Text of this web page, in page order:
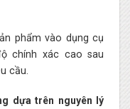
phẩm vào dụng cụ
chính xác cao sau
cầu.
dựa trên nguyên lý